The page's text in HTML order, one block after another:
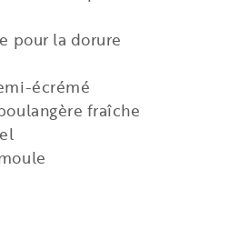
pour la dorure
écrémé
fraîche